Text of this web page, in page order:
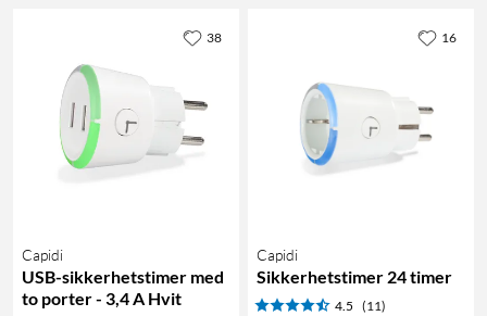
Capidi
USB-sikkerhetstimer med
to porter - 3,4 A Hvit
38
Capidi
Sikkerhetstimer 24 timer
4.5 (11)
16